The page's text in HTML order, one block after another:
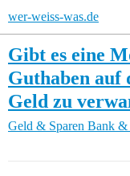
wer-weiss-was.de
Gibt es eine
Guthaben auf
Geld zu
Geld & Sparen Bank &